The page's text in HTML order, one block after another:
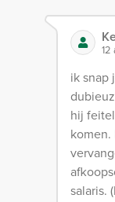
12
ik snap
hij
salaris.